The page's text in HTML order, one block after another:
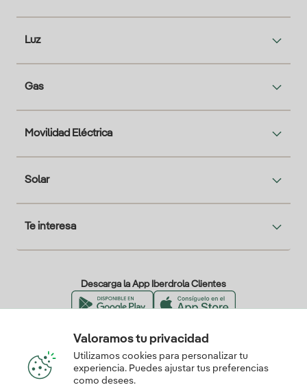
Luz
Gas
Movilidad Eléctrica
Solar
Te interesa
Descarga la App Iberdrola Clientes
Nuestros certificados de confianza
Valoramos tu privacidad
Utilizamos cookies para personalizar tu
experiencia. Puedes ajustar tus preferencias
como desees.